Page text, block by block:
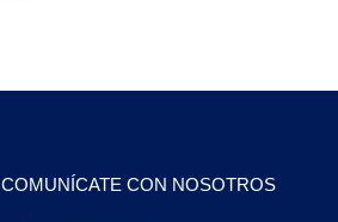
COMUNÍCATE CON NOSOTROS